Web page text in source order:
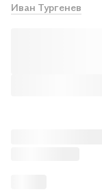
Иван Тургенев